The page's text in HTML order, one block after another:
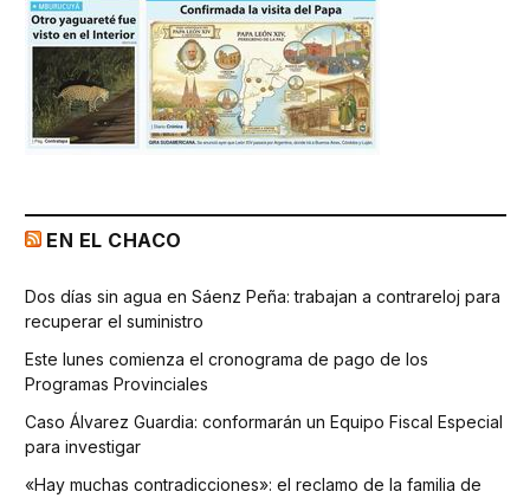
EN EL CHACO
Dos días sin agua en Sáenz Peña: trabajan a contrareloj para
recuperar el suministro
Este lunes comienza el cronograma de pago de los
Programas Provinciales
Caso Álvarez Guardia: conformarán un Equipo Fiscal Especial
para investigar
«Hay muchas contradicciones»: el reclamo de la familia de